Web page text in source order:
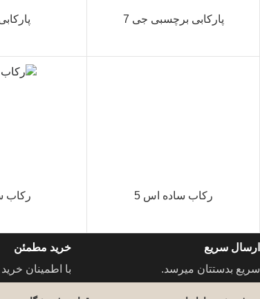
پارکابی برچسبی جی 7
رکاب ساده اس 5 رکاب
ارسال سریع
سریع بدستتان میرسد.
خرید مطمئن
با اطمینان خرید